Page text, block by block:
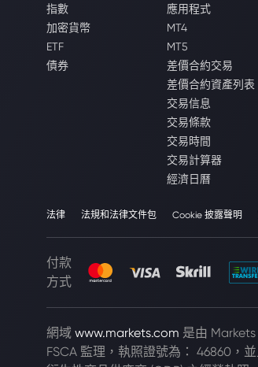
指數
加密貨幣
ETF
債券
應用程式
MT4
MT5
差價合約交易
差價合約資產列表
交易信息
交易條款
交易時間
交易計算器
經濟日曆
法律 法規和法律文件包 Cookie 披露聲明
付款
方式
網域 www.markets.com 是由
FSCA 監理，執照證號為： 46860，